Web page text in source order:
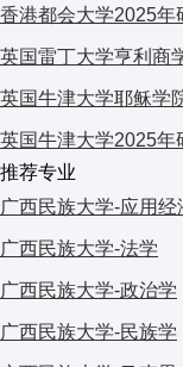
推荐专业
广西民族大学-应用经
广西民族大学-法学
广西民族大学-政治学
广西民族大学-民族学